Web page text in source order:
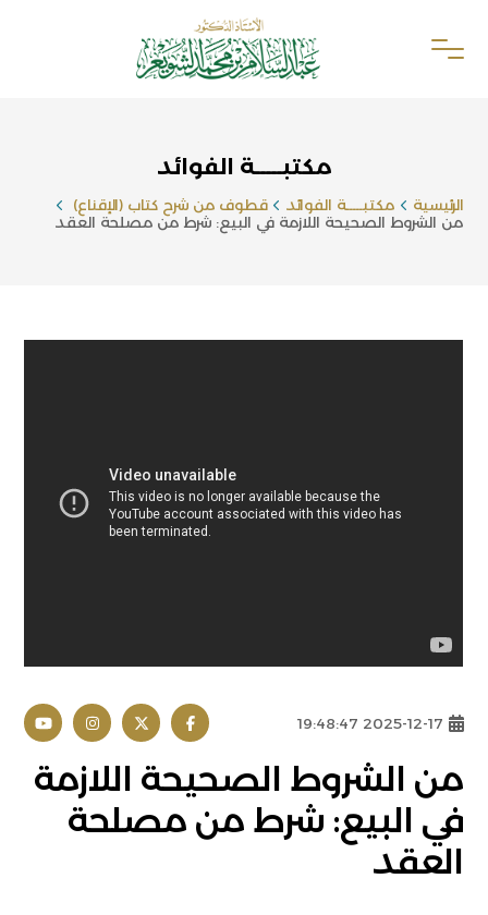
مكتبـــــة الفوائد
الرئيسية مكتبـــــة الفوائد
قطوف من شرح كتاب (الإقناع)
من الشروط الصحيحة اللازمة في البيع: شرط من مصلحة العقد
2025-12-17 19:48:47
من الشروط الصحيحة اللازمة
في البيع: شرط من مصلحة
العقد